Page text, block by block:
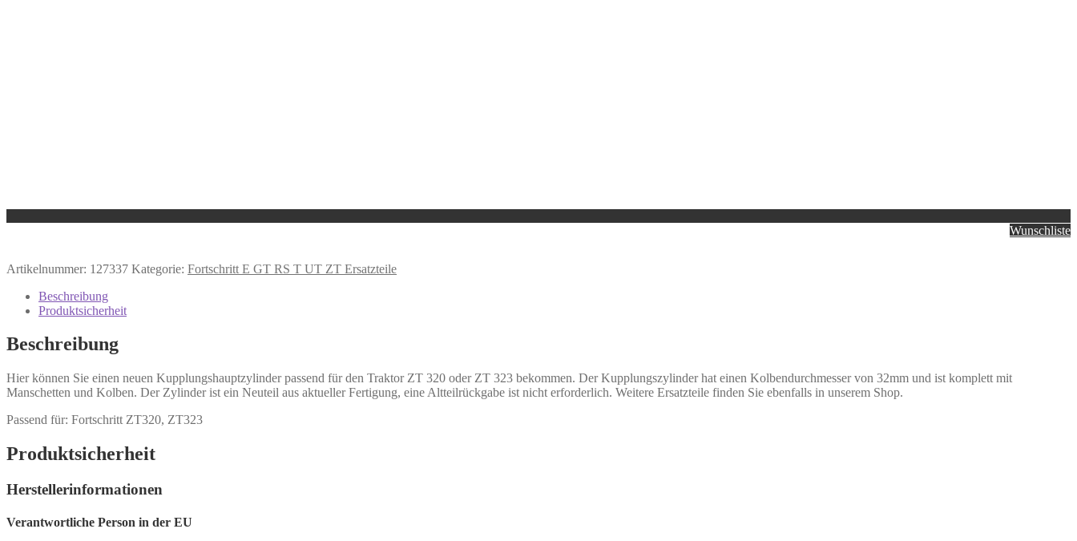
Wunschliste
Artikelnummer: 127337 Kategorie: Fortschritt E GT RS T UT ZT Ersatzteile
Beschreibung
Produktsicherheit
Beschreibung
Hier können Sie einen neuen Kupplungshauptzylinder passend für den Traktor ZT 320 oder ZT 323 bekommen. Der Kupplungszylinder hat einen Kolbendurchmesser von 32mm und ist komplett mit
Manschetten und Kolben. Der Zylinder ist ein Neuteil aus aktueller Fertigung, eine Altteilrückgabe ist nicht erforderlich. Weitere Ersatzteile finden Sie ebenfalls in unserem Shop.
Passend für: Fortschritt ZT320, ZT323
Produktsicherheit
Herstellerinformationen
Verantwortliche Person in der EU